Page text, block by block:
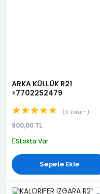
ARKA KÜLLÜK R21
>7702252479
★★★★★ 0 Yorum
900,00 TL
Stokta Var
Sepete Ekle